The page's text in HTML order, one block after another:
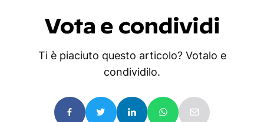
Vota e condividi
Ti è piaciuto questo articolo? Votalo e
condividilo.